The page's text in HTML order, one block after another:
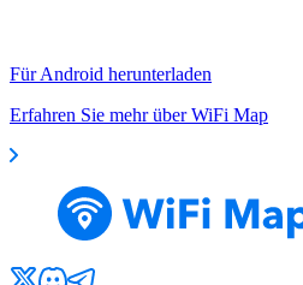
Für Android herunterladen
Erfahren Sie mehr über WiFi Map